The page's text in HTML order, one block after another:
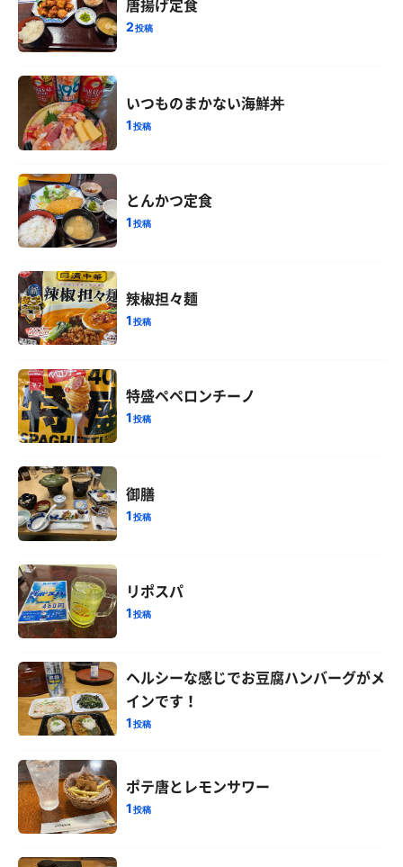
唐揚げ定食
2投稿
いつものまかない海鮮丼
1投稿
とんかつ定食
1投稿
辣椒担々麺
1投稿
特盛ペペロンチーノ
1投稿
御膳
1投稿
リポスパ
1投稿
ヘルシーな感じでお豆腐ハンバーグがメ
インです！
1投稿
ポテ唐とレモンサワー
1投稿